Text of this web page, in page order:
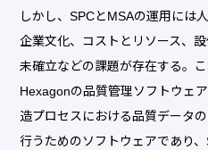
しかし、SPCとMSAの運用には
企業文化、コストとリソース、
未確立などの課題が存在する。
Hexagonの品質管理ソフトウェ
造プロセスにおける品質データ
行うためのソフトウェアであり